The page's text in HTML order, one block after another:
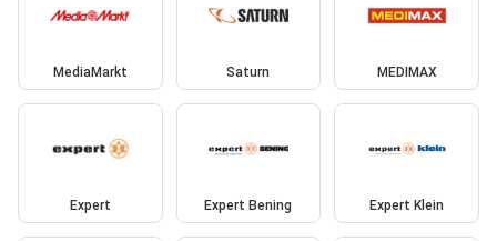
MediaMarkt Saturn MEDIMAX
Expert Expert Bening Expert Klein